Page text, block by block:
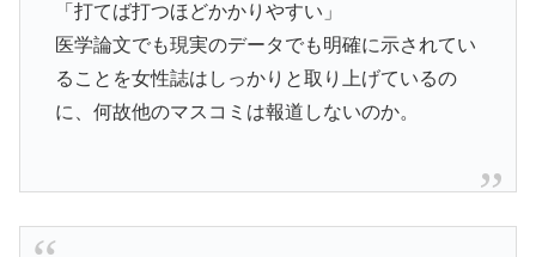
「打てば打つほどかかりやすい」
医学論文でも現実のデータでも明確に示されてい
ることを女性誌はしっかりと取り上げているの
に、何故他のマスコミは報道しないのか。